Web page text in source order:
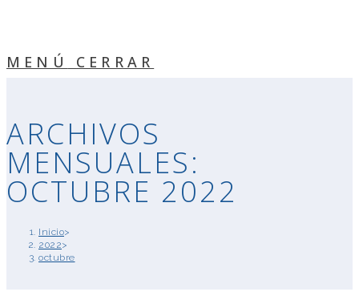
MENÚ CERRAR
ARCHIVOS
MENSUALES:
OCTUBRE 2022
Inicio>
2022>
octubre